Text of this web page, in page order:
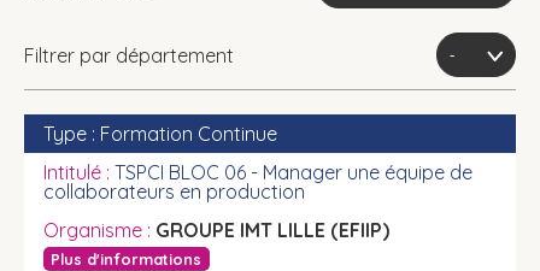
Filtrer par département
Formation Continue
TSPCI BLOC 06 - Manager une équipe de
collaborateurs en production
GROUPE IMT LILLE (EFIIP)
Plus d'informations